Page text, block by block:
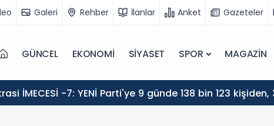
Galeri Rehber İlanlar Anket Gazeteler
GÜNCEL EKONOMİ SİYASET SPOR MAGAZİN
İMECESİ -7: YENİ Parti'ye 9 günde 138 bin 123